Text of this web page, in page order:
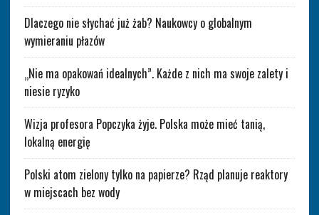
Dlaczego nie słychać już żab? Naukowcy o globalnym
wymieraniu płazów
„Nie ma opakowań idealnych”. Każde z nich ma swoje zalety i
niesie ryzyko
Wizja profesora Popczyka żyje. Polska może mieć tanią,
lokalną energię
Polski atom zielony tylko na papierze? Rząd planuje reaktory
w miejscach bez wody